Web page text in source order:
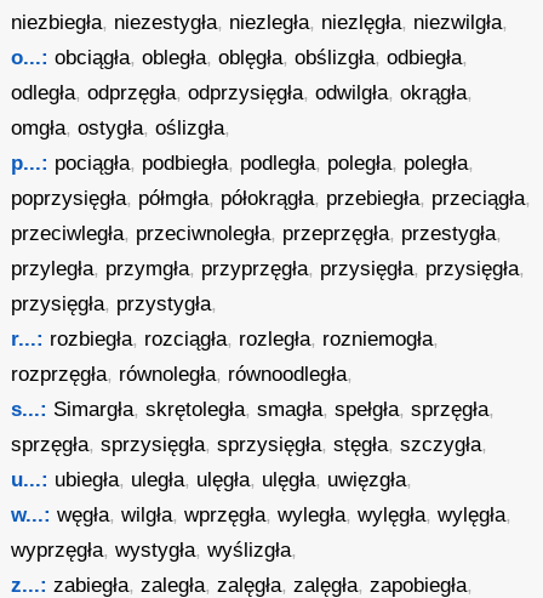
niezbiegła, niezestygła, niezległa, niezlęgła, niezwilgła,
o...: obciągła,obległa,oblęgła,obślizgła,odbiegła,
odległa,odprzęgła,odprzysięgła,odwilgła,okrągła,
omgła,ostygła,oślizgła,
p...: pociągła, podbiegła, podległa, poległa, poległa,
poprzysięgła, półmgła, półokrągła, przebiegła, przeciągła,
przeciwległa, przeciwnoległa, przeprzęgła, przestygła,
przyległa, przymgła, przyprzęgła, przysięgła, przysięgła,
przysięgła, przystygła,
r...: rozbiegła, rozciągła, rozległa, rozniemogła,
rozprzęgła, równoległa, równoodległa,
s...: Simargła,skrętoległa,smagła,spełgła,sprzęgła,
sprzęgła,sprzysięgła,sprzysięgła,stęgła,szczygła,
u...: ubiegła, uległa, ulęgła, ulęgła, uwięzgła,
w...: węgła,wilgła,wprzęgła,wyległa,wylęgła,wylęgła,
wyprzęgła,wystygła,wyślizgła,
z...: zabiegła,zaległa,zalęgła,zalęgła,zapobiegła,